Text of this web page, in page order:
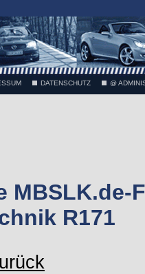
DATENSCHUTZ @
MBSLK.de-
R171